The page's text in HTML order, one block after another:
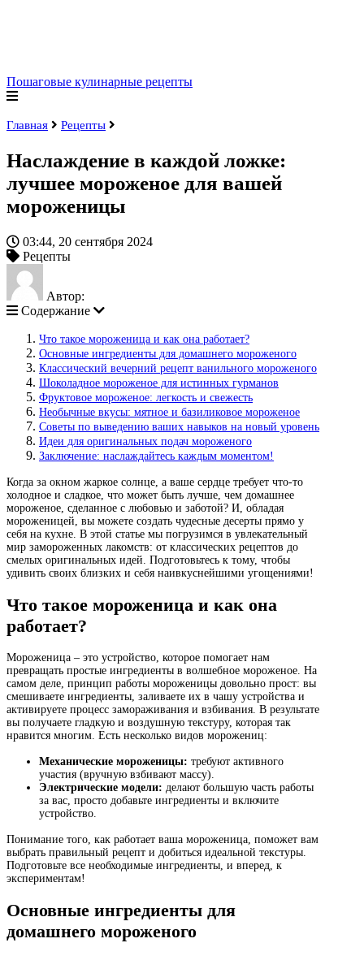
Пошаговые кулинарные рецепты
Главная Рецепты
Наслаждение в каждой ложке:
лучшее мороженое для вашей
мороженицы
03:44, 20 сентября 2024
Рецепты
Автор:
Содержание
Что такое мороженица и как она работает?
Основные ингредиенты для домашнего мороженого
Классический вечерний рецепт ванильного мороженого
Шоколадное мороженое для истинных гурманов
Фруктовое мороженое: легкость и свежесть
Необычные вкусы: мятное и базиликовое мороженое
Советы по выведению ваших навыков на новый уровень
Идеи для оригинальных подач мороженого
Заключение: наслаждайтесь каждым моментом!
Когда за окном жаркое солнце, а ваше сердце требует что-то
холодное и сладкое, что может быть лучше, чем домашнее
мороженое, сделанное с любовью и заботой? И, обладая
мороженицей, вы можете создать чудесные десерты прямо у
себя на кухне. В этой статье мы погрузимся в увлекательный
мир замороженных лакомств: от классических рецептов до
смелых оригинальных идей. Подготовьтесь к тому, чтобы
удивить своих близких и себя наивкуснейшими угощениями!
Что такое мороженица и как она
работает?
Мороженица – это устройство, которое помогает нам
превращать простые ингредиенты в волшебное мороженое. На
самом деле, принцип работы мороженицы довольно прост: вы
смешиваете ингредиенты, заливаете их в чашу устройства и
активируете процесс замораживания и взбивания. В результате
вы получаете гладкую и воздушную текстуру, которая так
нравится многим. Есть несколько видов морожениц:
Механические мороженицы: требуют активного
участия (вручную взбивают массу).
Электрические модели: делают большую часть работы
за вас, просто добавьте ингредиенты и включите
устройство.
Понимание того, как работает ваша мороженица, поможет вам
выбрать правильный рецепт и добиться идеальной текстуры.
Подготовьте все необходимые ингредиенты, и вперед, к
экспериментам!
Основные ингредиенты для
домашнего мороженого